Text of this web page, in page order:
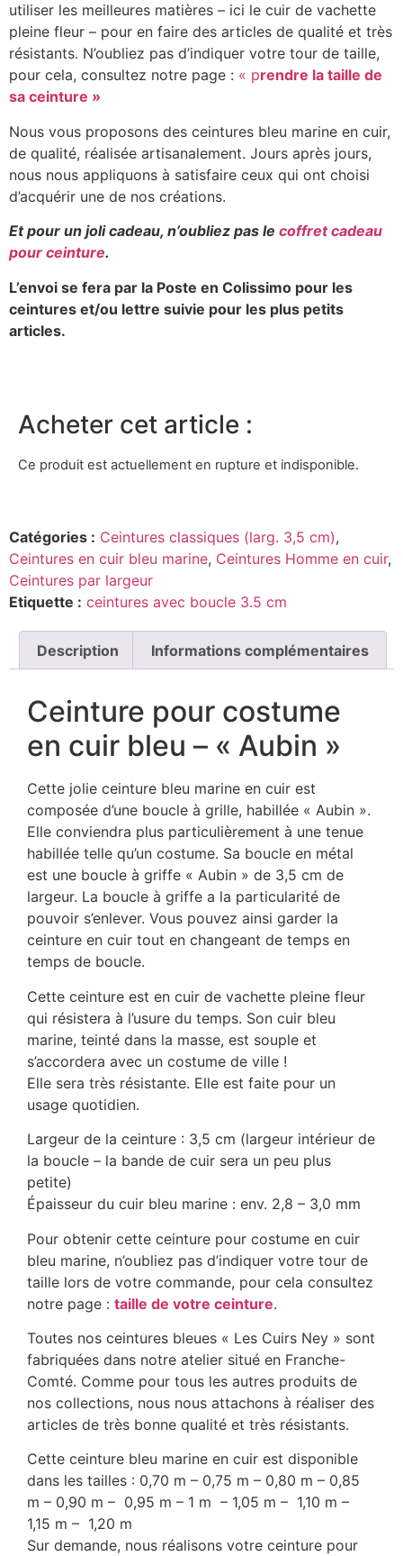
utiliser les meilleures matières – ici le cuir de vachette
pleine fleur – pour en faire des articles de qualité et très
résistants. N’oubliez pas d’indiquer votre tour de taille,
pour cela, consultez notre page : « prendre la taille de
sa ceinture »
Nous vous proposons des ceintures bleu marine en cuir,
de qualité, réalisée artisanalement. Jours après jours,
nous nous appliquons à satisfaire ceux qui ont choisi
d’acquérir une de nos créations.
Et pour un joli cadeau, n’oubliez pas le coffret cadeau
pour ceinture.
L’envoi se fera par la Poste en Colissimo pour les
ceintures et/ou lettre suivie pour les plus petits
articles.
Acheter cet article :
Ce produit est actuellement en rupture et indisponible.
Catégories : Ceintures classiques (larg. 3,5 cm),
Ceintures en cuir bleu marine, Ceintures Homme en cuir,
Ceintures par largeur
Etiquette : ceintures avec boucle 3.5 cm
Description Informations complémentaires
Ceinture pour costume
en cuir bleu – « Aubin »
Cette jolie ceinture bleu marine en cuir est
composée d’une boucle à grille, habillée « Aubin ».
Elle conviendra plus particulièrement à une tenue
habillée telle qu’un costume. Sa boucle en métal
est une boucle à griffe « Aubin » de 3,5 cm de
largeur. La boucle à griffe a la particularité de
pouvoir s’enlever. Vous pouvez ainsi garder la
ceinture en cuir tout en changeant de temps en
temps de boucle.
Cette ceinture est en cuir de vachette pleine fleur
qui résistera à l’usure du temps. Son cuir bleu
marine, teinté dans la masse, est souple et
s’accordera avec un costume de ville !
Elle sera très résistante. Elle est faite pour un
usage quotidien.
Largeur de la ceinture : 3,5 cm (largeur intérieur de
la boucle – la bande de cuir sera un peu plus
petite)
Épaisseur du cuir bleu marine : env. 2,8 – 3,0 mm
Pour obtenir cette ceinture pour costume en cuir
bleu marine, n’oubliez pas d’indiquer votre tour de
taille lors de votre commande, pour cela consultez
notre page : taille de votre ceinture.
Toutes nos ceintures bleues « Les Cuirs Ney » sont
fabriquées dans notre atelier situé en Franche-
Comté. Comme pour tous les autres produits de
nos collections, nous nous attachons à réaliser des
articles de très bonne qualité et très résistants.
Cette ceinture bleu marine en cuir est disponible
dans les tailles : 0,70 m – 0,75 m – 0,80 m – 0,85
m – 0,90 m – 0,95 m – 1 m – 1,05 m – 1,10 m –
1,15 m – 1,20 m
Sur demande, nous réalisons votre ceinture pour